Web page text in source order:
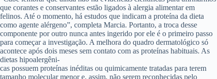
que corantes e conservantes estão ligados à alergia alimentar em
felinos. Até o momento, há estudos que indicam a proteína da dieta
como agente alérgeno”, completa Marcia. Portanto, a troca desse
componente por outro nunca antes ingerido por ele é o primeiro passo
para começar a investigação. A melhora do quadro dermatológico só
acontece após dois meses sem contato com as proteínas habituais. As
dietas hipoalergêni-
cas possuem proteínas inéditas ou quimicamente tratadas para terem
tamanho molecular menor e, assim, não serem reconhecidas pelo